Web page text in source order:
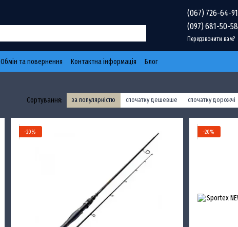
(067) 726-64-91
(097) 681-50-58
Передзвонити вам?
Обмін та повернення Контактна інформація Блог
Сортування: за популярністю спочатку дешевше спочатку дорожчі
−20% −20%